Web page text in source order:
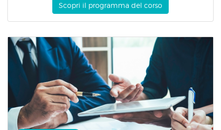
Scopri il programma del corso